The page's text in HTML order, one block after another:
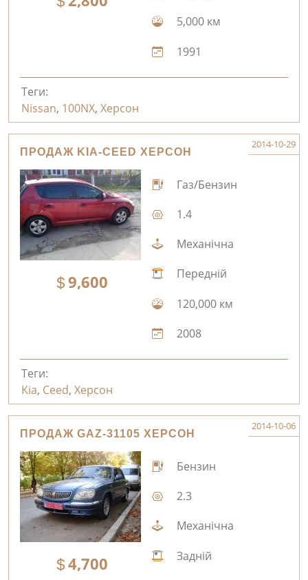
5,000 км
1991
Теги:
Nissan, 100NX, Херсон
ПРОДАЖ KIA-CEED ХЕРСОН
2014-10-29
9,600
Газ/Бензин
1.4
Механічна
Передній
120,000 км
2008
Теги:
Kia, Ceed, Херсон
ПРОДАЖ GAZ-31105 ХЕРСОН
2014-10-06
4,700
Бензин
2.3
Механічна
Задній